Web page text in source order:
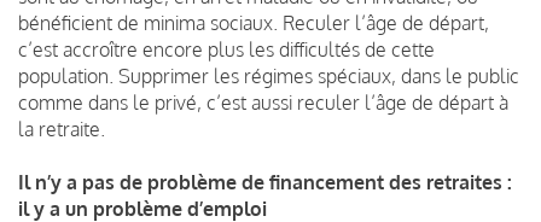
bénéficient de minima sociaux. Reculer l’âge de départ,
c’est accroître encore plus les difficultés de cette
population. Supprimer les régimes spéciaux, dans le public
comme dans le privé, c’est aussi reculer l’âge de départ à
la retraite.
Il n’y a pas de problème de financement des retraites :
il y a un problème d’emploi